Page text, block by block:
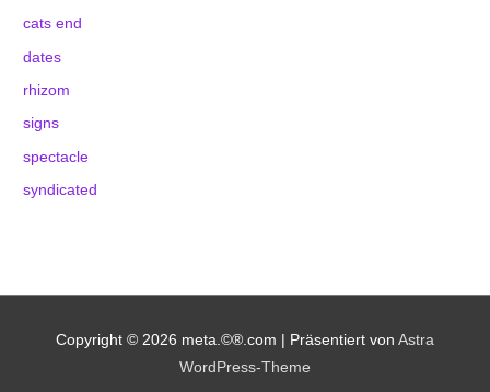
cats end
dates
rhizom
signs
spectacle
syndicated
Copyright © 2026 meta.©®.com | Präsentiert von Astra
WordPress-Theme